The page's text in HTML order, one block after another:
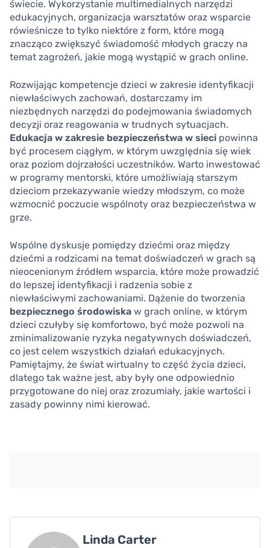
świecie. Wykorzystanie multimedialnych narzędzi
edukacyjnych, organizacja warsztatów oraz wsparcie
rówieśnicze to tylko niektóre z form, które mogą
znacząco zwiększyć świadomość młodych graczy na
temat zagrożeń, jakie mogą wystąpić w grach online.
Rozwijając kompetencje dzieci w zakresie identyfikacji
niewłaściwych zachowań, dostarczamy im
niezbędnych narzędzi do podejmowania świadomych
decyzji oraz reagowania w trudnych sytuacjach.
Edukacja w zakresie bezpieczeństwa w sieci powinna
być procesem ciągłym, w którym uwzględnia się wiek
oraz poziom dojrzałości uczestników. Warto inwestować
w programy mentorski, które umożliwiają starszym
dzieciom przekazywanie wiedzy młodszym, co może
wzmocnić poczucie wspólnoty oraz bezpieczeństwa w
grze.
Wspólne dyskusje pomiędzy dziećmi oraz między
dziećmi a rodzicami na temat doświadczeń w grach są
nieocenionym źródłem wsparcia, które może prowadzić
do lepszej identyfikacji i radzenia sobie z
niewłaściwymi zachowaniami. Dążenie do tworzenia
bezpiecznego środowiska w grach online, w którym
dzieci czułyby się komfortowo, być może pozwoli na
zminimalizowanie ryzyka negatywnych doświadczeń,
co jest celem wszystkich działań edukacyjnych.
Pamiętajmy, że świat wirtualny to część życia dzieci,
dlatego tak ważne jest, aby były one odpowiednio
przygotowane do niej oraz zrozumiały, jakie wartości i
zasady powinny nimi kierować.
Linda Carter